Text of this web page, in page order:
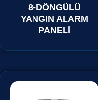
8-DÖNGÜLÜ
YANGIN ALARM
PANELİ